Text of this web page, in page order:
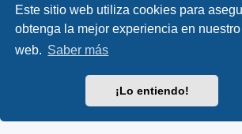
Este sitio web utiliza cookies para
obtenga la mejor experiencia en
web. Saber más
¡Lo entiendo!